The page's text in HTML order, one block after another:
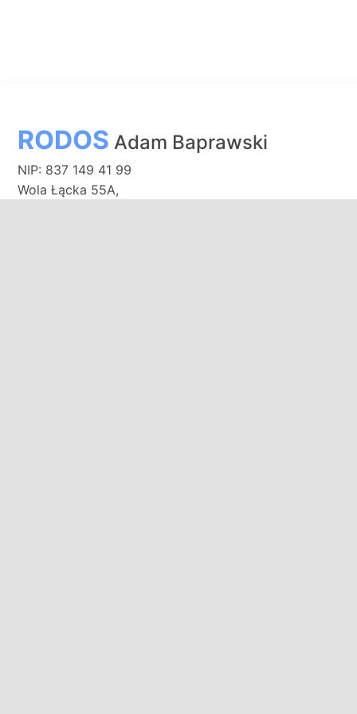
RODOS Adam Baprawski
NIP: 837 149 41 99
Wola Łącka 55A,